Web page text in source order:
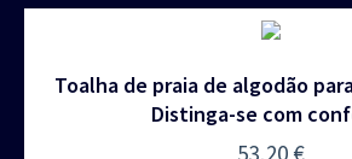
Toalha de praia de algodão
Distinga-se com
53,20 €